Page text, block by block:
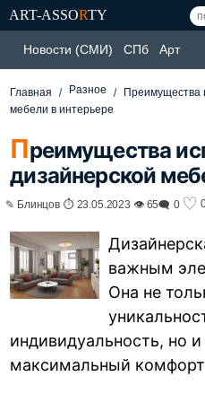
ART-ASSORTY
Новости (СМИ) СПб Арт
Главная Разное
Преимущества
мебели в интерьере
Преимущества
дизайнерской
✎ Блинцов ⏱ 23.05.2023 👁 65🗨 0 ♡
важным
Она не
индивидуальность, но
максимальный